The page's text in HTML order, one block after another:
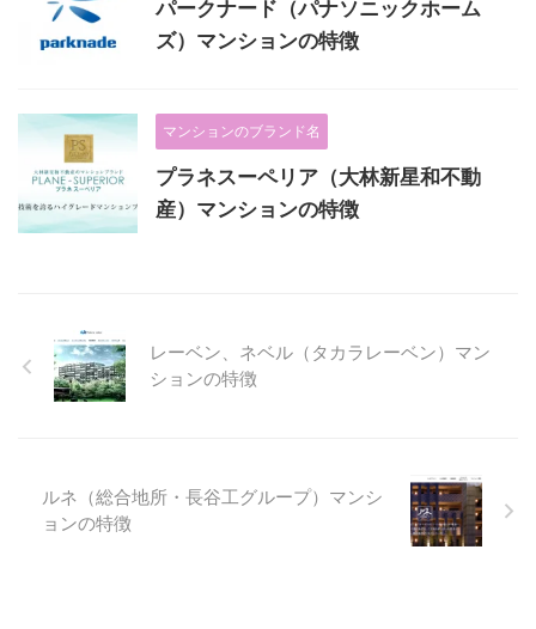
パークナード（パナソニックホーム
ズ）マンションの特徴
マンションのブランド名
プラネスーペリア（大林新星和不動
産）マンションの特徴
レーベン、ネベル（タカラレーベン）マン
ションの特徴
ルネ（総合地所・長谷工グループ）マンシ
ョンの特徴